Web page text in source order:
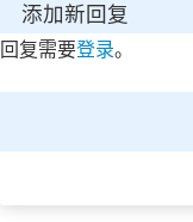
ir . '/' .
_BINARY)) {
				}
添加新回复
回复需要登录。